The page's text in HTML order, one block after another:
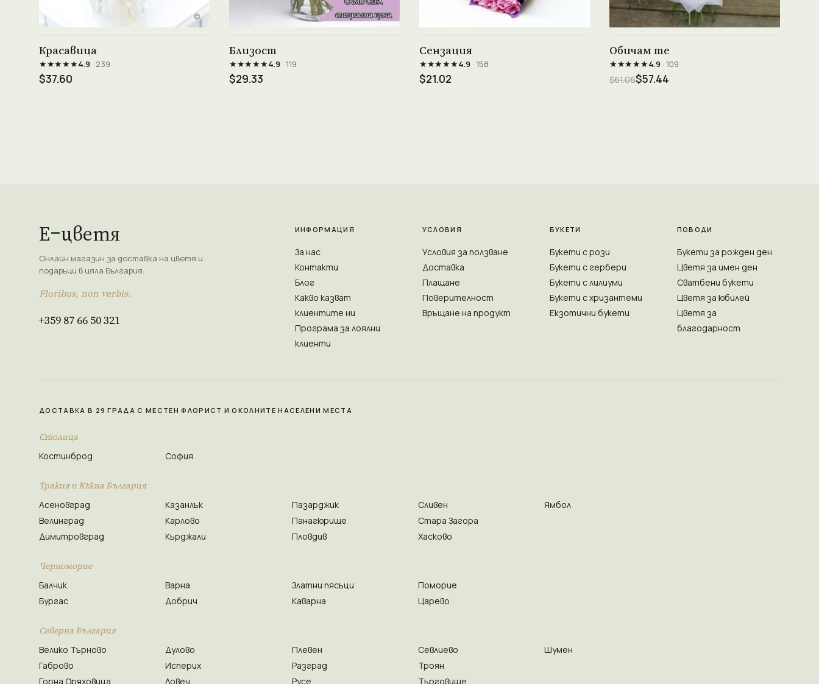
Красавица
★★★★★4.9· 239
$37.60
Близост
★★★★★4.9· 119
$29.33
Сензация
★★★★★4.9· 158
$21.02
Обичам те
★★★★★4.9· 109
$61.06$57.44
Е цветя
Онлайн магазин за доставка на цветя и
подаръци в цяла България.
Floribus, non verbis.
+359 87 66 50 321
ИНФОРМАЦИЯ
За нас
Контакти
Блог
Какво казват
клиентите ни
Програма за лоялни
клиенти
УСЛОВИЯ
Условия за ползване
Доставка
Плащане
Поверителност
Връщане на продукт
БУКЕТИ
Букети с рози
Букети с гербери
Букети с лилиуми
Букети с хризантеми
Екзотични букети
ПОВОДИ
Букети за рожден ден
Цветя за имен ден
Сватбени букети
Цветя за юбилей
Цветя за
благодарност
ДОСТАВКА В 29 ГРАДА С МЕСТЕН ФЛОРИСТ И ОКОЛНИТЕ НАСЕЛЕНИ МЕСТА
Столица
Костинброд София
Тракия и Южна България
Асеновград
Велинград
Димитровград
Казанлък
Карлово
Кърджали
Пазарджик
Панагюрище
Пловдив
Сливен
Стара Загора
Хасково
Ямбол
Черноморие
Балчик
Бургас
Варна
Добрич
Златни пясъци
Каварна
Поморие
Царево
Северна България
Велико Търново
Габрово
Горна Оряховица
Дулово
Исперих
Ловеч
Плевен
Разград
Русе
Севлиево
Троян
Търговище
Шумен